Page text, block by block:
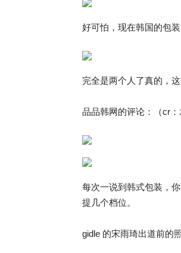
好可怕，现在韩国的包
完全是两个人了真的，
品品韩网的评论：（cr：
每次一说到韩式包装，
提几个档位。
gidle 的宋雨琦出道前的